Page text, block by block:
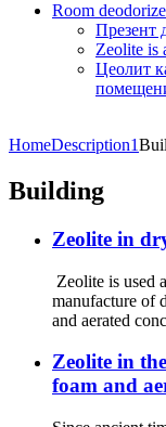
Room
Презент
Zeolite is
Цеолит
HomeDescription1
Building
Zeolite in
Zeolite is used
manufacture of
and aerated
Zeolite in
foam and